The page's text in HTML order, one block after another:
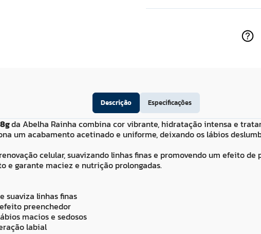
Descrição Especificações
da Abelha Rainha combina cor vibrante, hidratação intensa e
um acabamento acetinado e uniforme, deixando os lábios
celular, suavizando linhas finas e promovendo um efeito
e garante maciez e nutrição prolongadas.
suaviza linhas finas
preenchedor
macios e sedosos
labial